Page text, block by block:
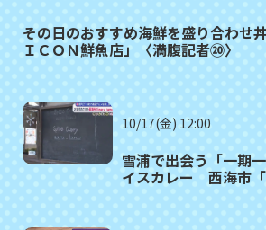
その日のおすすめ海鮮を盛り合わせ
ＩＣＯＮ鮮魚店」〈満腹記者⑳〉
10/17(金) 12:00
雪浦で出会う「一期
イスカレー 西海市